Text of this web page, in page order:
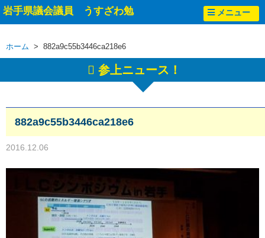
岩手県議会議員 うすざわ勉 メニュー
ホーム > 882a9c55b3446ca218e6
参上ニュース！
882a9c55b3446ca218e6
2016.12.06